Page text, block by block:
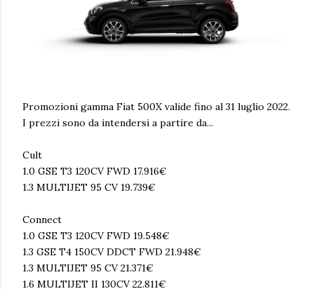
Promozioni gamma Fiat 500X valide fino al 31 luglio 2022.
I prezzi sono da intendersi a partire da...
Cult
1.0 GSE T3 120CV FWD 17.916€
1.3 MULTIJET 95 CV 19.739€
Connect
1.0 GSE T3 120CV FWD 19.548€
1.3 GSE T4 150CV DDCT FWD 21.948€
1.3 MULTIJET 95 CV 21.371€
1.6 MULTIJET II 130CV 22.811€